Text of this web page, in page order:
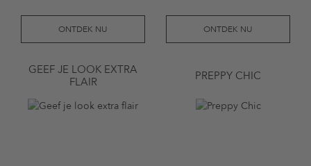
ONTDEK NU ONTDEK NU
GEEF JE LOOK EXTRA
FLAIR
PREPPY CHIC